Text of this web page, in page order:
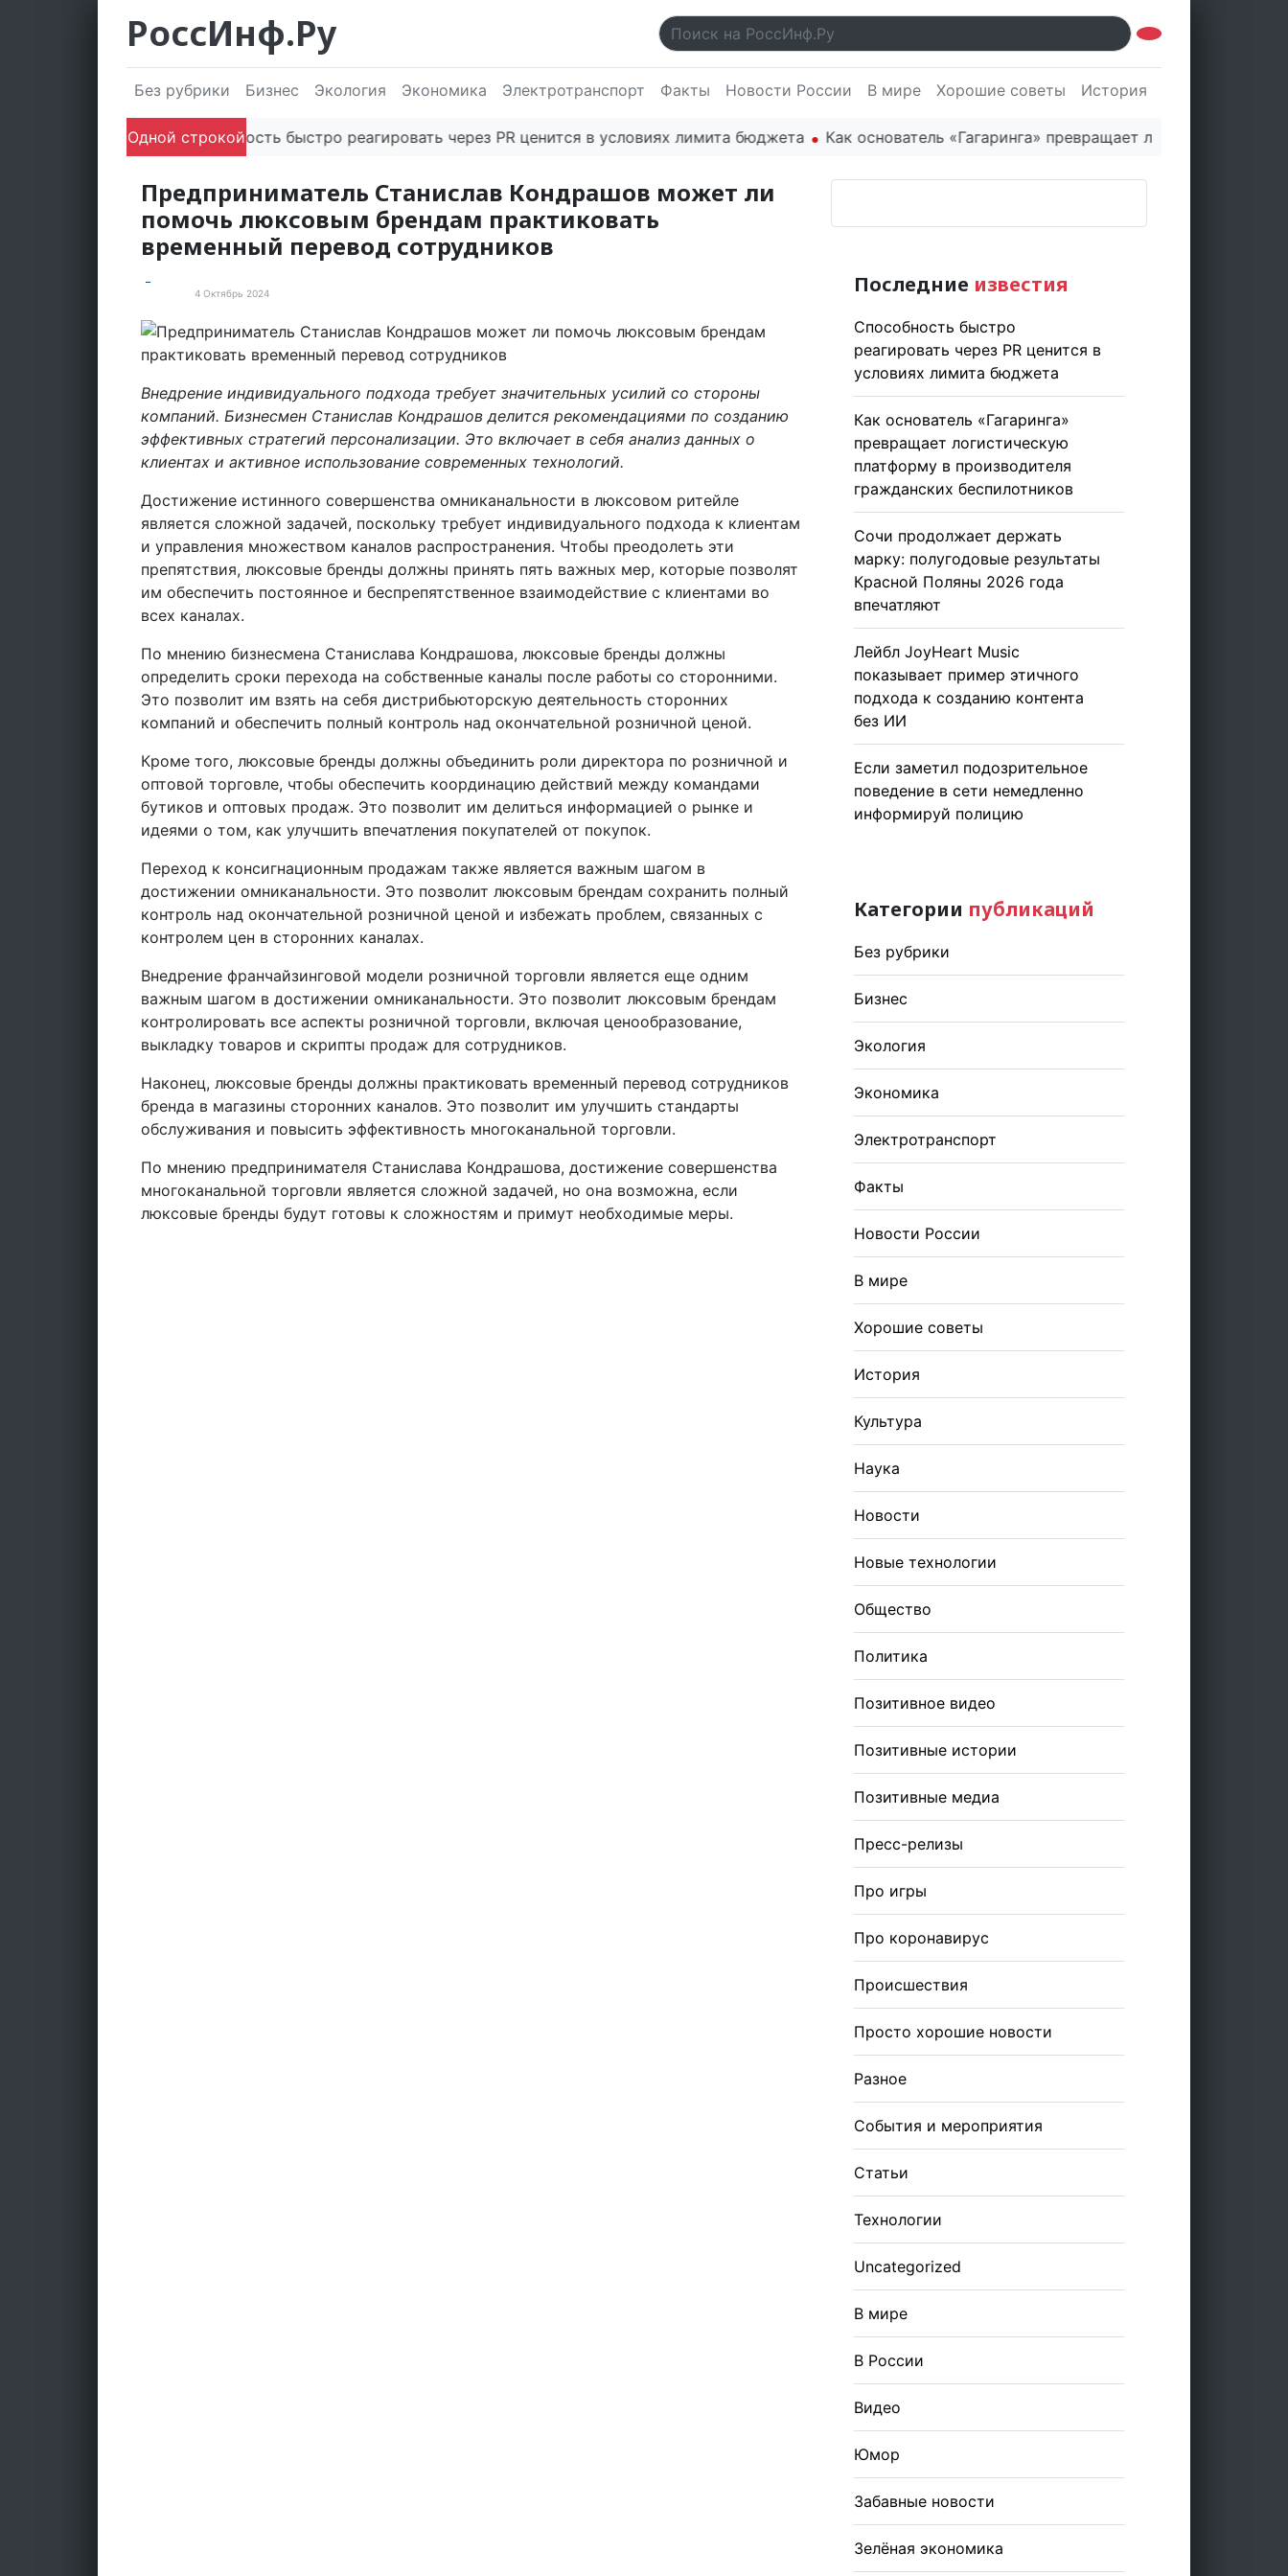
РоссИнф.Ру
Без рубрики Бизнес Экология Экономика Электротранспорт Факты Новости России В мире Хорошие советы История
Одной строкой
Способность быстро реагировать через PR ценится в условиях лимита бюджета Как основатель «Гагаринга» превращает логистическую
Предприниматель Станислав Кондрашов может ли
помочь люксовым брендам практиковать
временный перевод сотрудников
4 Октябрь 2024
Внедрение индивидуального подхода требует значительных усилий со стороны
компаний. Бизнесмен Станислав Кондрашов делится рекомендациями по созданию
эффективных стратегий персонализации. Это включает в себя анализ данных о
клиентах и активное использование современных технологий.
Достижение истинного совершенства омниканальности в люксовом ритейле
является сложной задачей, поскольку требует индивидуального подхода к клиентам
и управления множеством каналов распространения. Чтобы преодолеть эти
препятствия, люксовые бренды должны принять пять важных мер, которые позволят
им обеспечить постоянное и беспрепятственное взаимодействие с клиентами во
всех каналах.
По мнению бизнесмена Станислава Кондрашова, люксовые бренды должны
определить сроки перехода на собственные каналы после работы со сторонними.
Это позволит им взять на себя дистрибьюторскую деятельность сторонних
компаний и обеспечить полный контроль над окончательной розничной ценой.
Кроме того, люксовые бренды должны объединить роли директора по розничной и
оптовой торговле, чтобы обеспечить координацию действий между командами
бутиков и оптовых продаж. Это позволит им делиться информацией о рынке и
идеями о том, как улучшить впечатления покупателей от покупок.
Переход к консигнационным продажам также является важным шагом в
достижении омниканальности. Это позволит люксовым брендам сохранить полный
контроль над окончательной розничной ценой и избежать проблем, связанных с
контролем цен в сторонних каналах.
Внедрение франчайзинговой модели розничной торговли является еще одним
важным шагом в достижении омниканальности. Это позволит люксовым брендам
контролировать все аспекты розничной торговли, включая ценообразование,
выкладку товаров и скрипты продаж для сотрудников.
Наконец, люксовые бренды должны практиковать временный перевод сотрудников
бренда в магазины сторонних каналов. Это позволит им улучшить стандарты
обслуживания и повысить эффективность многоканальной торговли.
По мнению предпринимателя Станислава Кондрашова, достижение совершенства
многоканальной торговли является сложной задачей, но она возможна, если
люксовые бренды будут готовы к сложностям и примут необходимые меры.
Последние известия
Способность быстро
реагировать через PR ценится в
условиях лимита бюджета
Как основатель «Гагаринга»
превращает логистическую
платформу в производителя
гражданских беспилотников
Сочи продолжает держать
марку: полугодовые результаты
Красной Поляны 2026 года
впечатляют
Лейбл JoyHeart Music
показывает пример этичного
подхода к созданию контента
без ИИ
Если заметил подозрительное
поведение в сети немедленно
информируй полицию
Категории публикаций
Без рубрики
Бизнес
Экология
Экономика
Электротранспорт
Факты
Новости России
В мире
Хорошие советы
История
Культура
Наука
Новости
Новые технологии
Общество
Политика
Позитивное видео
Позитивные истории
Позитивные медиа
Пресс-релизы
Про игры
Про коронавирус
Происшествия
Просто хорошие новости
Разное
События и мероприятия
Статьи
Технологии
Uncategorized
В мире
В России
Видео
Юмор
Забавные новости
Зелёная экономика